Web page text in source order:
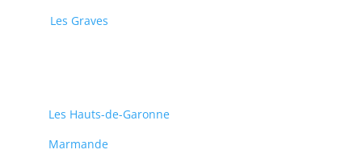
Les Graves
Les Hauts-de-Garonne
Marmande